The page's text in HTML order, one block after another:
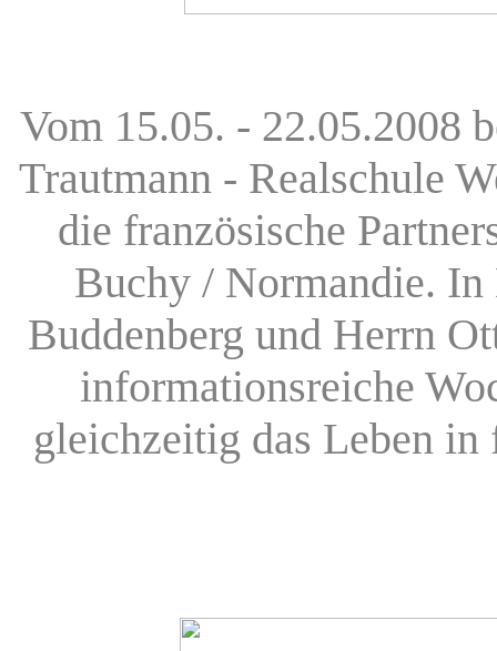
Vom 15.05. - 22.05.2008
Trautmann - Realschule
die französische
Buchy / Normandie.
Buddenberg und Herrn
informationsreiche
gleichzeitig das Leben in